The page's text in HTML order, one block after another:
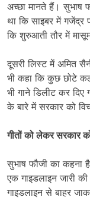
अच्छा मानते हैं। सुभाष
था कि साइबर में गजेंद्र
कि शुरुआती तौर में
दूसरी लिस्ट में अमित
भी कहा कि कुछ छोटे
भी गाने डिलीट कर
के बारे में सरकार को
गीतों को लेकर सरकार
सुभाष फौजी का कहना
एक गाइडलाइन जारी
गाइडलाइन से बाहर